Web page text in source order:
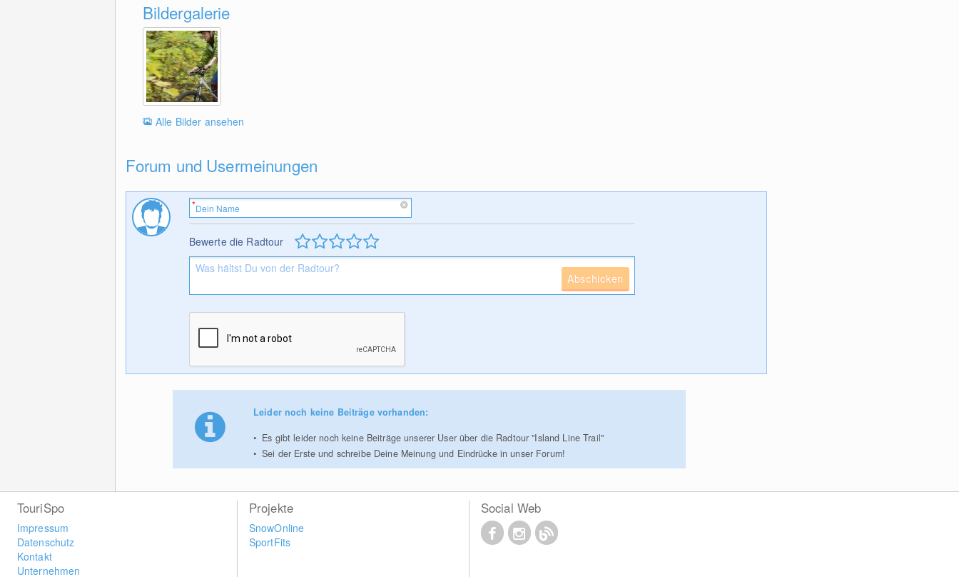
Bildergalerie
Alle Bilder ansehen
Forum und Usermeinungen
Bewerte die Radtour
Abschicken
Leider noch keine Beiträge vorhanden:
Es gibt leider noch keine Beiträge unserer User über die Radtour "Island Line Trail"
Sei der Erste und schreibe Deine Meinung und Eindrücke in unser Forum!
TouriSpo
Impressum
Datenschutz
Kontakt
Unternehmen
Projekte
SnowOnline
SportFits
Social Web